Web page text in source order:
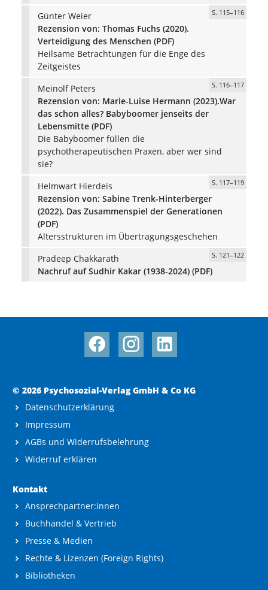
Günter Weier
S. 115–116
Rezension von: Thomas Fuchs (2020).
Verteidigung des Menschen (PDF)
Heilsame Betrachtungen für die Enge des
Zeitgeistes
Meinolf Peters
S. 116–117
Rezension von: Marie-Luise Hermann (2023).War
das schon alles? Babyboomer jenseits der
Lebensmitte (PDF)
Die Babyboomer füllen die
psychotherapeutischen Praxen, aber wer sind
sie?
Helmwart Hierdeis
S. 117–119
Rezension von: Sabine Trenk-Hinterberger
(2022). Das Zusammenspiel der Generationen
(PDF)
Altersstrukturen im Übertragungsgeschehen
Pradeep Chakkarath
S. 121–122
Nachruf auf Sudhir Kakar (1938-2024) (PDF)
© 2026 Psychosozial-Verlag GmbH & Co KG
Datenschutzerklärung
Impressum
AGBs und Widerrufsbelehrung
Widerruf erklären
Kontakt
Ansprechpartner:innen
Buchhandel & Vertrieb
Presse & Medien
Rechte & Lizenzen (Foreign Rights)
Bibliotheken